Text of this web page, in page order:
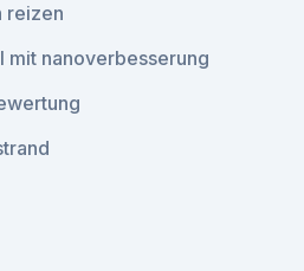
reizen
mit nanoverbesserung